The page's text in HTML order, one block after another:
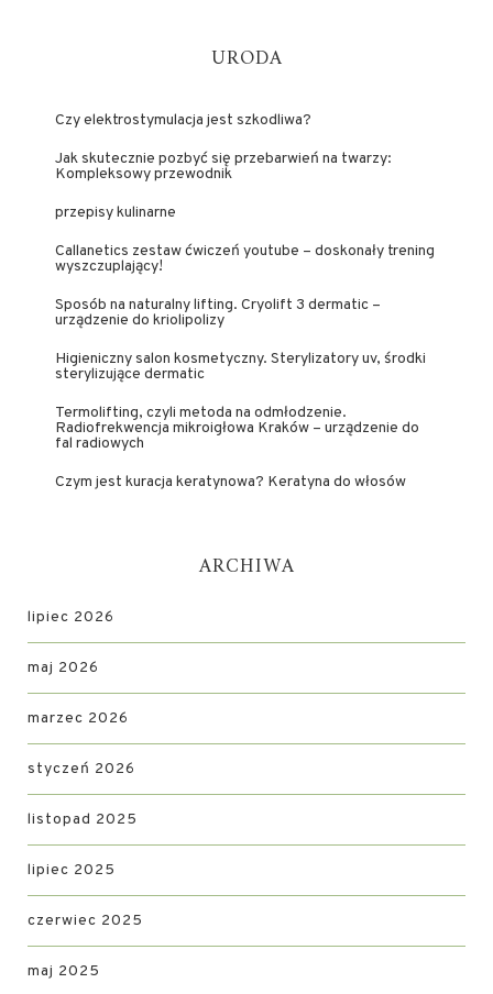
URODA
Czy elektrostymulacja jest szkodliwa?
Jak skutecznie pozbyć się przebarwień na twarzy:
Kompleksowy przewodnik
przepisy kulinarne
Callanetics zestaw ćwiczeń youtube – doskonały trening
wyszczuplający!
Sposób na naturalny lifting. Cryolift 3 dermatic –
urządzenie do kriolipolizy
Higieniczny salon kosmetyczny. Sterylizatory uv, środki
sterylizujące dermatic
Termolifting, czyli metoda na odmłodzenie.
Radiofrekwencja mikroigłowa Kraków – urządzenie do
fal radiowych
Czym jest kuracja keratynowa? Keratyna do włosów
ARCHIWA
lipiec 2026
maj 2026
marzec 2026
styczeń 2026
listopad 2025
lipiec 2025
czerwiec 2025
maj 2025